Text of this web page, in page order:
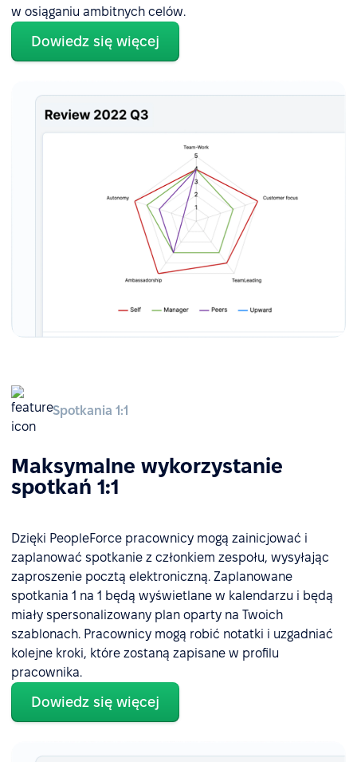
w osiąganiu ambitnych celów.
Dowiedz się więcej
Spotkania 1:1
Maksymalne wykorzystanie
spotkań 1:1
Dzięki PeopleForce pracownicy mogą zainicjować i
zaplanować spotkanie z członkiem zespołu, wysyłając
zaproszenie pocztą elektroniczną. Zaplanowane
spotkania 1 na 1 będą wyświetlane w kalendarzu i będą
miały spersonalizowany plan oparty na Twoich
szablonach. Pracownicy mogą robić notatki i uzgadniać
kolejne kroki, które zostaną zapisane w profilu
pracownika.
Dowiedz się więcej